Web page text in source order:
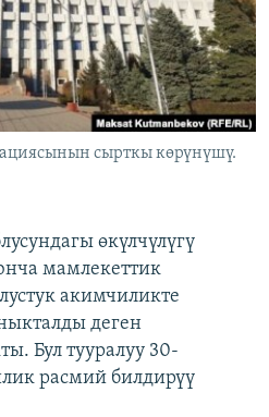
сырткы көрүнүшү.
өкүлчүлүгү
мамлекеттик
акимчиликте
деген
Бул тууралуу 30-
расмий билдирүү